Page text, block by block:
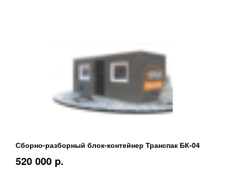
Сборно-разборный блок-контейнер Транспак БК-04
520 000 p.